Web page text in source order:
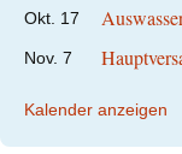
Okt. 17
Nov. 7
Kalender anzeigen